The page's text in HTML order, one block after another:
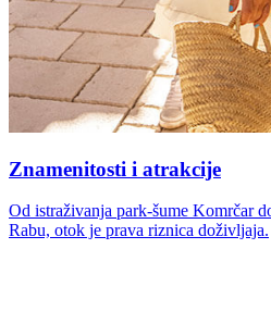
Znamenitosti i atrakcije
Od istraživanja park-šume Komrčar
Rabu, otok je prava riznica doživljaja.